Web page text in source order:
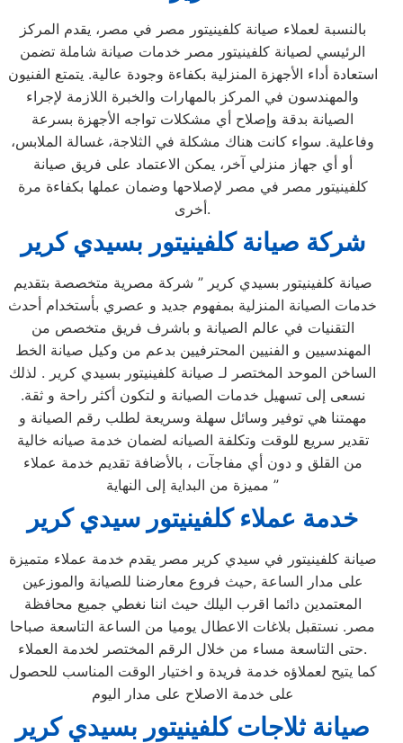
بالنسبة لعملاء صيانة كلفينيتور مصر في مصر، يقدم المركز
الرئيسي لصيانة كلفينيتور مصر خدمات صيانة شاملة تضمن
استعادة أداء الأجهزة المنزلية بكفاءة وجودة عالية. يتمتع الفنيون
والمهندسون في المركز بالمهارات والخبرة اللازمة لإجراء
الصيانة بدقة وإصلاح أي مشكلات تواجه الأجهزة بسرعة
وفاعلية. سواء كانت هناك مشكلة في الثلاجة، غسالة الملابس،
أو أي جهاز منزلي آخر، يمكن الاعتماد على فريق صيانة
كلفينيتور مصر في مصر لإصلاحها وضمان عملها بكفاءة مرة
أخرى.
شركة صيانة كلفينيتور بسيدي كرير
صيانة كلفينيتور بسيدي كرير ” شركة مصرية متخصصة بتقديم
خدمات الصيانة المنزلية بمفهوم جديد و عصري بأستخدام أحدث
التقنيات في عالم الصيانة و باشرف فريق متخصص من
المهندسيين و الفنيين المحترفيين بدعم من وكيل صيانة الخط
الساخن الموحد المختصر لـ صيانة كلفينيتور بسيدي كرير . لذلك
نسعى إلى تسهيل خدمات الصيانة و لتكون أكثر راحة و ثقة.
مهمتنا هي توفير وسائل سهلة وسريعة لطلب رقم الصيانة و
تقدير سريع للوقت وتكلفة الصيانه لضمان خدمة صيانه خالية
من القلق و دون أي مفاجآت ، بالأضافة تقديم خدمة عملاء
مميزة من البداية إلى النهاية ”
خدمة عملاء كلفينيتور سيدي كرير
صيانة كلفينيتور في سيدي كرير مصر يقدم خدمة عملاء متميزة
على مدار الساعة ,حيث فروع معارضنا للصيانة والموزعين
المعتمدين دائما اقرب اليلك حيث اننا نغطي جميع محافظة
مصر. نستقبل بلاغات الاعطال يوميا من الساعة التاسعة صباحا
حتى التاسعة مساء من خلال الرقم المختصر لخدمة العملاء.
كما يتيح لعملاؤه خدمة فريدة و اختيار الوقت المناسب للحصول
على خدمة الاصلاح على مدار اليوم
صيانة ثلاجات كلفينيتور بسيدي كرير